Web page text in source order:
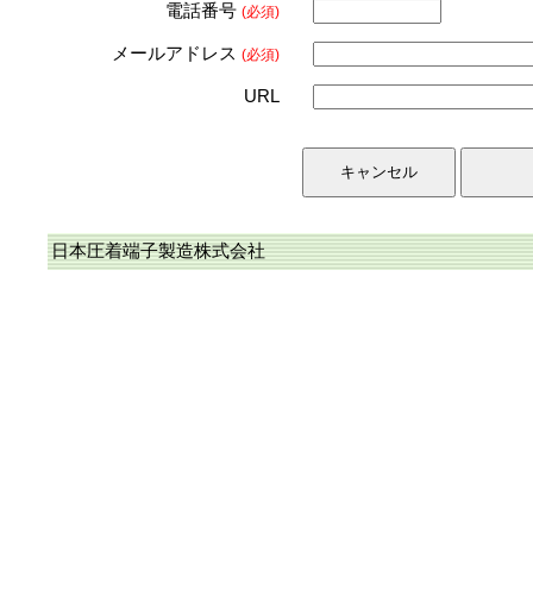
電話番号 (必須)
メールアドレス (必須)
URL
日本圧着端子製造株式会社